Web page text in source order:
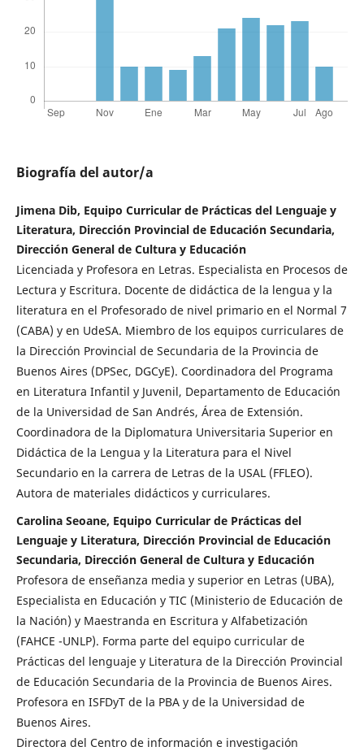
Biografía del autor/a
Jimena Dib, Equipo Curricular de Prácticas del Lenguaje y
Literatura, Dirección Provincial de Educación Secundaria,
Dirección General de Cultura y Educación
Licenciada y Profesora en Letras. Especialista en Procesos de
Lectura y Escritura. Docente de didáctica de la lengua y la
literatura en el Profesorado de nivel primario en el Normal 7
(CABA) y en UdeSA. Miembro de los equipos curriculares de
la Dirección Provincial de Secundaria de la Provincia de
Buenos Aires (DPSec, DGCyE). Coordinadora del Programa
en Literatura Infantil y Juvenil, Departamento de Educación
de la Universidad de San Andrés, Área de Extensión.
Coordinadora de la Diplomatura Universitaria Superior en
Didáctica de la Lengua y la Literatura para el Nivel
Secundario en la carrera de Letras de la USAL (FFLEO).
Autora de materiales didácticos y curriculares.
Carolina Seoane, Equipo Curricular de Prácticas del
Lenguaje y Literatura, Dirección Provincial de Educación
Secundaria, Dirección General de Cultura y Educación
Profesora de enseñanza media y superior en Letras (UBA),
Especialista en Educación y TIC (Ministerio de Educación de
la Nación) y Maestranda en Escritura y Alfabetización
(FAHCE -UNLP). Forma parte del equipo curricular de
Prácticas del lenguaje y Literatura de la Dirección Provincial
de Educación Secundaria de la Provincia de Buenos Aires.
Profesora en ISFDyT de la PBA y de la Universidad de
Buenos Aires.
Directora del Centro de información e investigación